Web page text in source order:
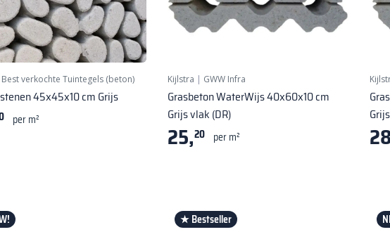
Best verkochte Tuintegels (beton)
45x45x10 cm Grijs
per m²
Kijlstra | GWW Infra
Grasbeton WaterWijs 40x60x10 cm
Grijs vlak (DR)
25,20 per m²
★ Bestseller